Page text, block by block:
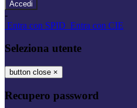
-
Entra con SPID Entra con CIE
Seleziona utente
button close ×
Recupero password